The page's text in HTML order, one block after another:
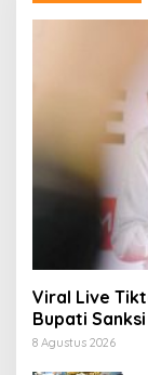
Viral Live
Bupati
8 Agustus 2026